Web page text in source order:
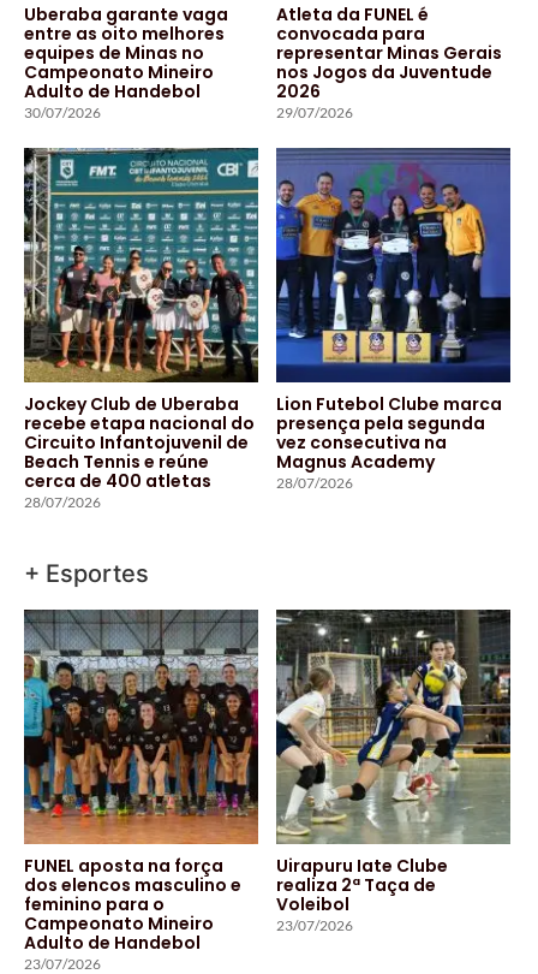
Uberaba garante vaga
entre as oito melhores
equipes de Minas no
Campeonato Mineiro
Adulto de Handebol
30/07/2026
Atleta da FUNEL é
convocada para
representar Minas Gerais
nos Jogos da Juventude
2026
29/07/2026
Jockey Club de Uberaba
recebe etapa nacional do
Circuito Infantojuvenil de
Beach Tennis e reúne
cerca de 400 atletas
28/07/2026
Lion Futebol Clube marca
presença pela segunda
vez consecutiva na
Magnus Academy
28/07/2026
+ Esportes
FUNEL aposta na força
dos elencos masculino e
feminino para o
Campeonato Mineiro
Adulto de Handebol
23/07/2026
Uirapuru Iate Clube
realiza 2ª Taça de
Voleibol
23/07/2026